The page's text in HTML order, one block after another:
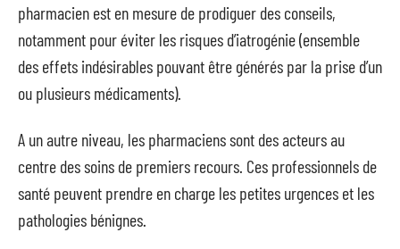
pharmacien est en mesure de prodiguer des conseils,
notamment pour éviter les risques d’iatrogénie (ensemble
des effets indésirables pouvant être générés par la prise d’un
ou plusieurs médicaments).
A un autre niveau, les pharmaciens sont des acteurs au
centre des soins de premiers recours. Ces professionnels de
santé peuvent prendre en charge les petites urgences et les
pathologies bénignes.